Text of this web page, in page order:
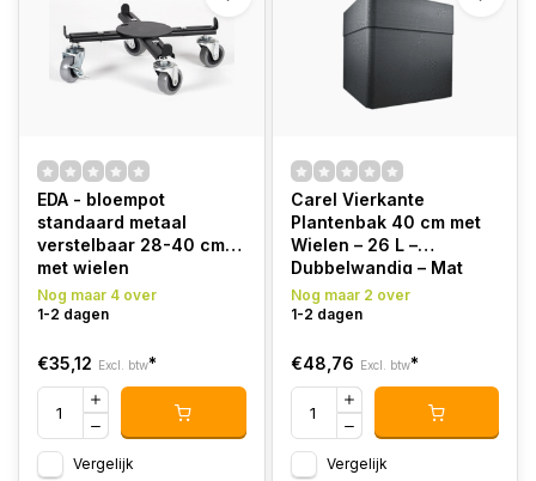
EDA - bloempot
standaard metaal
verstelbaar 28-40 cm
met wielen
Nog maar 4 over
1-2 dagen
€35,12 Excl. btw*
Vergelijk
Carel Vierkante
Plantenbak 40 cm met
Wielen – 26 L –
Dubbelwandig – Mat
Zwart
Nog maar 2 over
1-2 dagen
€48,76 Excl. btw*
Vergelijk